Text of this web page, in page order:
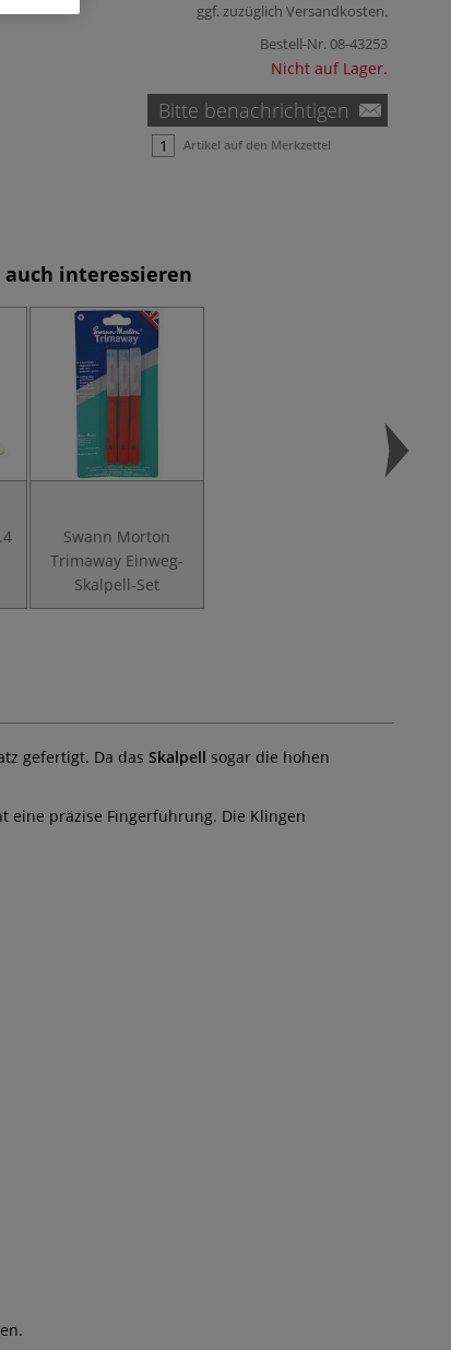
ggf. zuzüglich Versandkosten.
Bestell-Nr.08-43253
Nicht auf Lager.
Bitte benachrichtigen
Artikel auf den Merkzettel
auch interessieren
Swann Morton
Trimaway Einweg-
Skalpell-Set
gefertigt. Da das Skalpell sogar die hohen
eine präzise Fingerführung. Die Klingen